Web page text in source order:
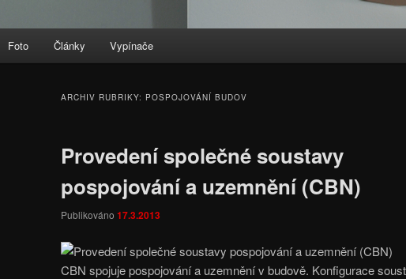
Foto Články Vypínače
ARCHIV RUBRIKY: POSPOJOVÁNÍ BUDOV
Provedení společné soustavy
pospojování a uzemnění (CBN)
Publikováno 17.3.2013
CBN spojuje pospojování a uzemnění v budově. Konfigurace